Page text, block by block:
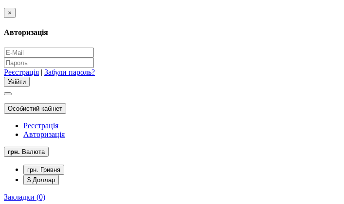
×
Авторизація
Реєстрація | Забули пароль?
Особистий кабінет
Реєстрація
Авторизація
грн. Валюта
грн. Гривня
$ Доллар
Закладки (0)